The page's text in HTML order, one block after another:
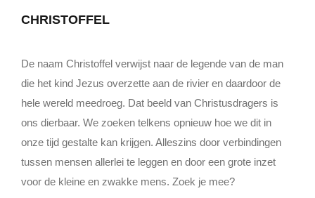
CHRISTOFFEL
De naam Christoffel verwijst naar de legende van de man
die het kind Jezus overzette aan de rivier en daardoor de
hele wereld meedroeg. Dat beeld van Christusdragers is
ons dierbaar. We zoeken telkens opnieuw hoe we dit in
onze tijd gestalte kan krijgen. Alleszins door verbindingen
tussen mensen allerlei te leggen en door een grote inzet
voor de kleine en zwakke mens. Zoek je mee?